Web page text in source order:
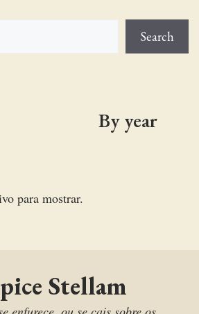
Search
By year
para mostrar.
Stellam